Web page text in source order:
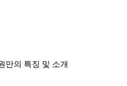
만의 특징 및 소개